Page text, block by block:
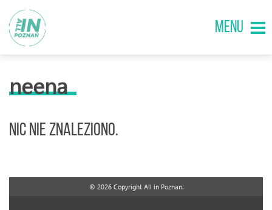
MENU
neena
Nic nie znaleziono.
© 2026 Copyright All in Poznan.